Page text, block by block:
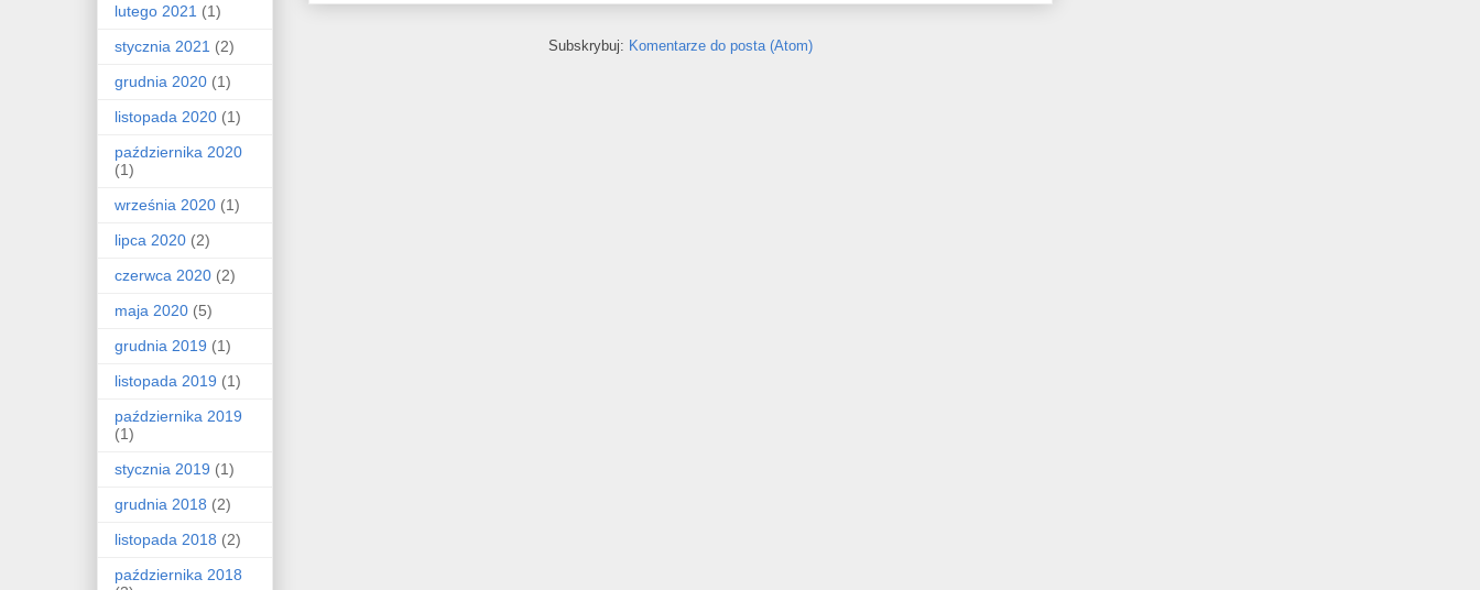
Subskrybuj: Komentarze do posta (Atom)
lutego 2021 (1)
stycznia 2021 (2)
grudnia 2020 (1)
listopada 2020 (1)
października 2020
(1)
września 2020 (1)
lipca 2020 (2)
czerwca 2020 (2)
maja 2020 (5)
grudnia 2019 (1)
listopada 2019 (1)
października 2019
(1)
stycznia 2019 (1)
grudnia 2018 (2)
listopada 2018 (2)
października 2018